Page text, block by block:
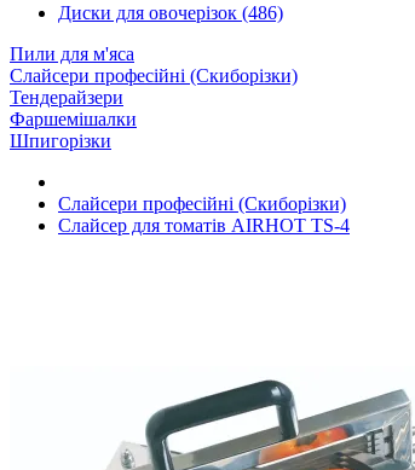
Диски для овочерізок (486)
Пили для м'яса
Слайсери професійні (Скиборізки)
Тендерайзери
Фаршемішалки
Шпигорізки
Слайсери професійні (Скиборізки)
Слайсер для томатів AIRHOT TS-4